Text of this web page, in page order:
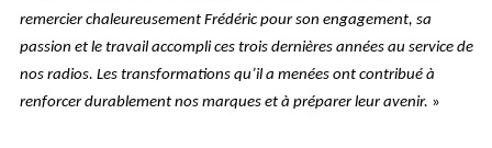
remercier chaleureusement Frédéric pour son engagement, sa
passion et le travail accompli ces trois dernières années au service de
nos radios. Les transformations qu’il a menées ont contribué à
renforcer durablement nos marques et à préparer leur avenir. »